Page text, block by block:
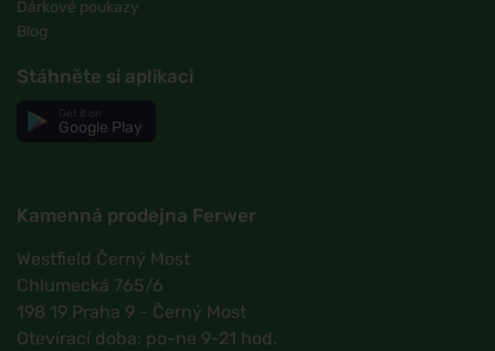
Dárkové poukazy
Blog
Stáhněte si aplikaci
Google Play
Kamenná prodejna Ferwer
Westfield Černý Most
Chlumecká 765/6
198 19 Praha 9 - Černý Most
Otevírací doba: po-ne 9-21 hod.